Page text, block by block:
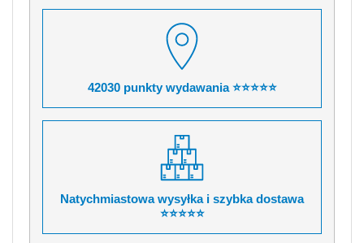
42030 punkty wydawania ⭐⭐⭐⭐⭐
Natychmiastowa wysyłka i szybka dostawa
⭐⭐⭐⭐⭐